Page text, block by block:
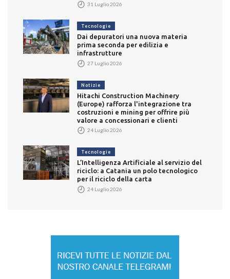
31 Luglio 2026
Tecnologie
Dai depuratori una nuova materia
prima seconda per edilizia e
infrastrutture
27 Luglio 2026
Notizie
Hitachi Construction Machinery
(Europe) rafforza l'integrazione tra
costruzioni e mining per offrire più
valore a concessionari e clienti
24 Luglio 2026
Tecnologie
L’Intelligenza Artificiale al servizio del
riciclo: a Catania un polo tecnologico
per il riciclo della carta
24 Luglio 2026